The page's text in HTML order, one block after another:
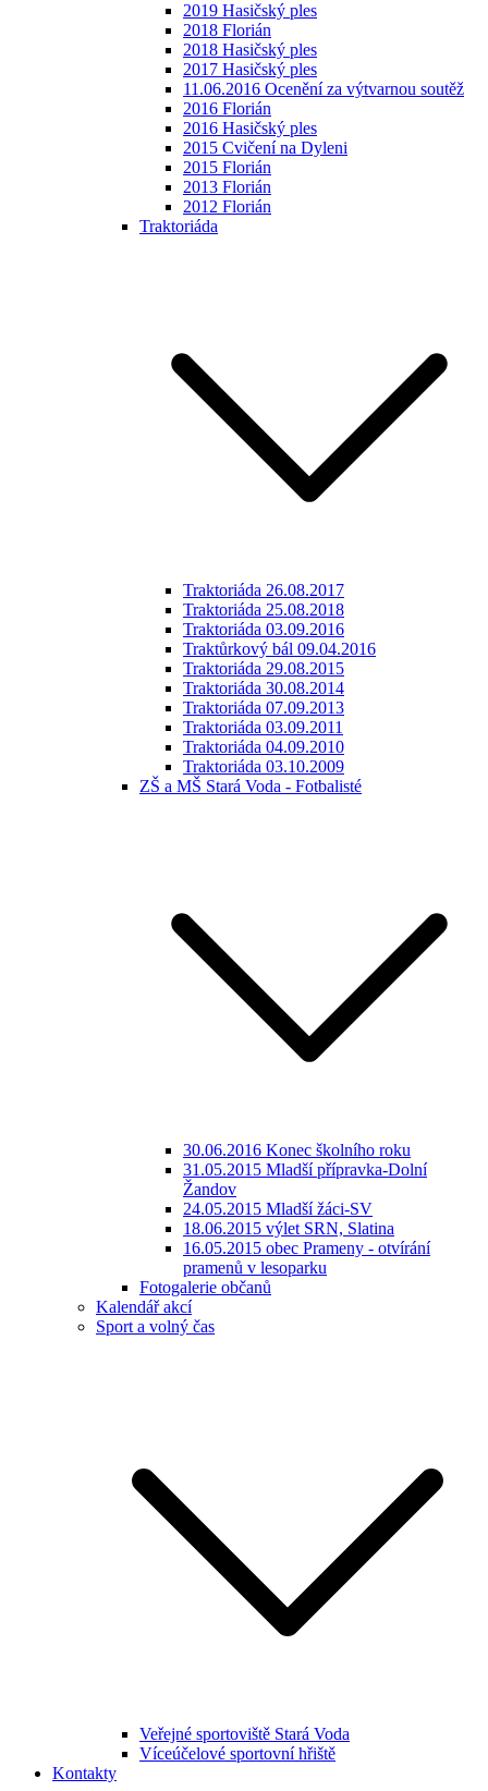
2019 Hasičský ples
2018 Florián
2018 Hasičský ples
2017 Hasičský ples
11.06.2016 Ocenění za výtvarnou soutěž
2016 Florián
2016 Hasičský ples
2015 Cvičení na Dyleni
2015 Florián
2013 Florián
2012 Florián
Traktoriáda
Traktoriáda 26.08.2017
Traktoriáda 25.08.2018
Traktoriáda 03.09.2016
Traktůrkový bál 09.04.2016
Traktoriáda 29.08.2015
Traktoriáda 30.08.2014
Traktoriáda 07.09.2013
Traktoriáda 03.09.2011
Traktoriáda 04.09.2010
Traktoriáda 03.10.2009
ZŠ a MŠ Stará Voda - Fotbalisté
30.06.2016 Konec školního roku
31.05.2015 Mladší přípravka-Dolní
Žandov
24.05.2015 Mladší žáci-SV
18.06.2015 výlet SRN, Slatina
16.05.2015 obec Prameny - otvírání
pramenů v lesoparku
Fotogalerie občanů
Kalendář akcí
Sport a volný čas
Veřejné sportoviště Stará Voda
Víceúčelové sportovní hřiště
Kontakty